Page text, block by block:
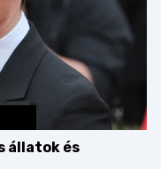
állatok és